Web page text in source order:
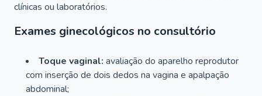
clínicas ou laboratórios.
Exames ginecológicos no consultório
Toque vaginal: avaliação do aparelho reprodutor
com inserção de dois dedos na vagina e apalpação
abdominal;